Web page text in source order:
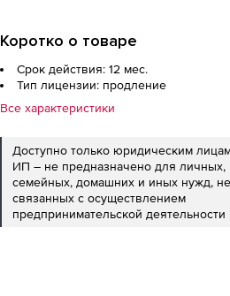
Коротко о товаре
Срок действия: 12 мес.
Тип лицензии: продление
Все характеристики
Доступно только юридическим
ИП – не предназначено для личных,
семейных, домашних и иных нужд, не
связанных с осуществлением
предпринимательской деятельности